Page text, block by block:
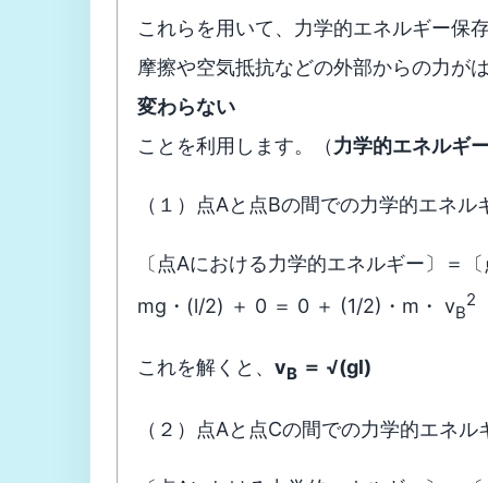
これらを用いて、力学的エネルギー保
摩擦や空気抵抗などの外部からの力が
変わらない
ことを利用します。（力学的エネルギ
（１）点Aと点Bの間での力学的エネル
〔点Aにおける力学的エネルギー〕
mg・(l/2) ＋ 0 ＝ 0 ＋ (1/2)・m・ vB
2
これを解くと、 vB ＝ √(gl)
（２）点Aと点Cの間での力学的エネル